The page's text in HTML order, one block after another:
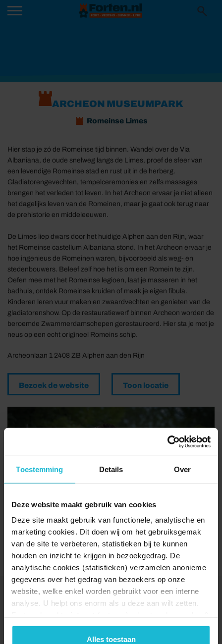
Toestemming Details Over
Deze website maakt gebruik van cookies
Deze site maakt gebruik van functionele, analytische en
marketing cookies. Dit doen wij om het gebruiksgemak
van de site te verbeteren, statistieken bij te kunnen
houden en inzicht te krijgen in bezoekgedrag. De
analytische cookies (statistieken) verzamelen anonieme
gegevens over het gedrag van bezoekers op onze
website, welke enkel worden gebruikt voor een interne
analyse. U helpt ons enorm als u deze aan wilt zetten.
geen commerciële doelstelling. U kunt deze cookies via
de knoppen accepteren, beheren of weigeren.
Alles toestaan
ARCHEON MUSEUMPARK
Romeinse Limes
Hier stap je zó de Romeinse tijd binnen. Wandel over de Via
Albaniana, de oude snelweg langs de Limes, proef de sfeer van
een levendige Romeinse stad en rust uit in de herberg.
Gladiatorengevechten, tempelceremonies en zelfs massages
brengen het verleden tot leven. In het Archeon ervaar je niet alleen
het dagelijks leven van de Romeinen, maar je gaat ook terug naar
de prehistorie en middeleeuwen.
De Limes liep dwars door het huidige Alphen aan den Rijn, waar
het Romeinse castellum Albaniana stond. In het Archeon ervaar je
hoe ingenieus de Romeinen waren, bijvoorbeeld als weg- en
stedenbouwers. Beleef zelf hoe het is om een Romein te zijn.
Oefen mee met het Romeinse legioen, laat je masseren in het
badhuis, ontdek Romeinse kruiden of maak je eigen fibula.
Kinderen leren vuur maken en zwaardvechten en genieten van de
gladiatorenshow. Op de restauratiewerf binnen Archeon worden de
beroemde Zwammerdamschepen gerestaureerd. Hier sta je met je
neus op een echt origineel Romeins schip.
Archeonlaan 1 2408 ZB Alphen aan den Rijn
Bezoek de website Toon locatie
ACTIVITEITEN BIJ ARCHEON